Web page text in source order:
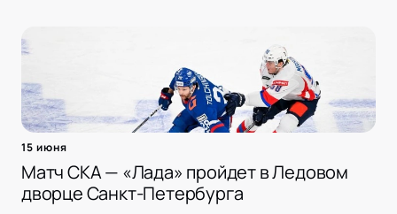
15 июня
Матч СКА — «Лада» пройдет в Ледовом
дворце Санкт-Петербурга